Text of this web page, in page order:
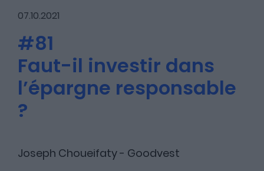
Les épisodes
Les articles
07.10.2021
#81
Faut-il investir dans
l’épargne responsable
?
Joseph Choueifaty - Goodvest